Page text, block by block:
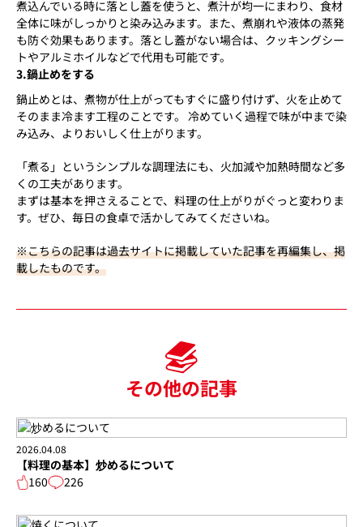
煮込んでいる時に落とし蓋を使うと、煮汁が均一にまわり、食材
全体に味がしっかりと染み込みます。また、煮崩れや液体の蒸発
も防ぐ効果もあります。落とし蓋がない場合は、クッキングシー
トやアルミホイルなどで代用も可能です。
3.鍋止めをする
鍋止めとは、煮物が仕上がってもすぐに盛り付けず、火を止めて
そのまま冷ます工程のことです。 冷めていく過程で味が中まで染
み込み、よりおいしく仕上がります。
「煮る」というシンプルな調理法にも、火加減や加熱時間など多
くの工夫があります。
まずは基本を押さえることで、料理の仕上がりがぐっと変わりま
す。ぜひ、毎日の食卓で活かしてみてくださいね。
※こちらの記事は過去サイトに掲載していた記事を再編集し、掲
載したものです。
その他の記事
2026.04.08
【料理の基本】炒めるについて
160
226